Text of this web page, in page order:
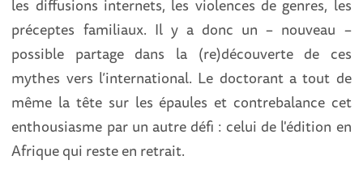
les diffusions internets, les violences de genres, les
préceptes familiaux. Il y a donc un – nouveau –
possible partage dans la (re)découverte de ces
mythes vers l’international. Le doctorant a tout de
même la tête sur les épaules et contrebalance cet
enthousiasme par un autre défi : celui de l'édition en
Afrique qui reste en retrait.